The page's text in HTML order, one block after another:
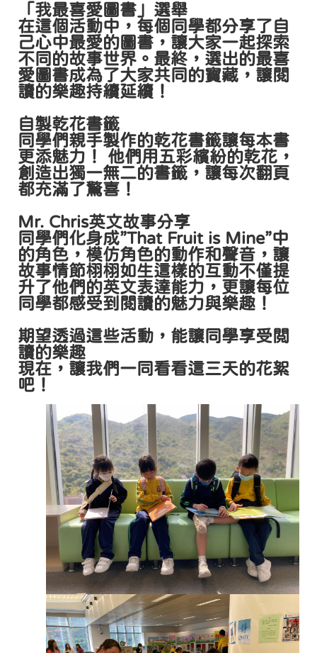
「我最喜愛圖書」選舉
在這個活動中，每個同學都分享了自
己心中最愛的圖書，讓大家一起探索
不同的故事世界。最終，選出的最喜
愛圖書成為了大家共同的寶藏，讓閱
讀的樂趣持續延續！
自製乾花書籤
同學們親手製作的乾花書籤讓每本書
更添魅力！ 他們用五彩繽紛的乾花，
創造出獨一無二的書籤，讓每次翻頁
都充滿了驚喜！
Mr. Chris英文故事分享
同學們化身成”That Fruit is Mine”中
的角色，模仿角色的動作和聲音，讓
故事情節栩栩如生這樣的互動不僅提
升了他們的英文表達能力，更讓每位
同學都感受到閱讀的魅力與樂趣！
期望透過這些活動，能讓同學享受閲
讀的樂趣
現在，讓我們一同看看這三天的花絮
吧！